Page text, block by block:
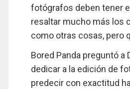
fotógrafos deben tener
resaltar mucho más los
como otras cosas, pero
Bored Panda preguntó
dedicar a la edición de
predecir con exactitud